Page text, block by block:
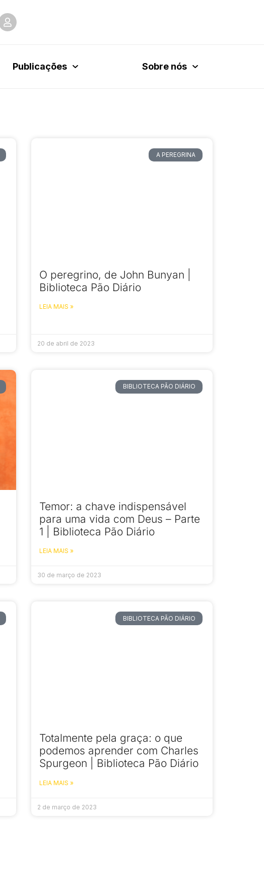
Publicações Sobre nós
A PEREGRINA
O peregrino, de John Bunyan |
Biblioteca Pão Diário
LEIA MAIS »
20 de abril de 2023
BIBLIOTECA PÃO DIÁRIO
Temor: a chave indispensável
para uma vida com Deus – Parte
1 | Biblioteca Pão Diário
LEIA MAIS »
30 de março de 2023
BIBLIOTECA PÃO DIÁRIO
Totalmente pela graça: o que
podemos aprender com Charles
Spurgeon | Biblioteca Pão Diário
LEIA MAIS »
2 de março de 2023